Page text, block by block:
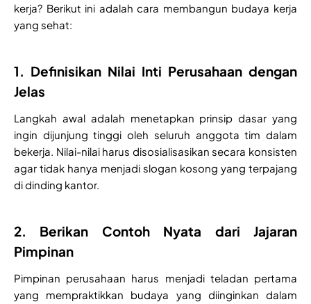
kerja? Berikut ini adalah cara membangun budaya kerja
yang sehat:
1. Definisikan Nilai Inti Perusahaan dengan
Jelas
Langkah awal adalah menetapkan prinsip dasar yang
ingin dijunjung tinggi oleh seluruh anggota tim dalam
bekerja. Nilai-nilai harus disosialisasikan secara konsisten
agar tidak hanya menjadi slogan kosong yang terpajang
di dinding kantor.
2. Berikan Contoh Nyata dari Jajaran
Pimpinan
Pimpinan perusahaan harus menjadi teladan pertama
yang mempraktikkan budaya yang diinginkan dalam